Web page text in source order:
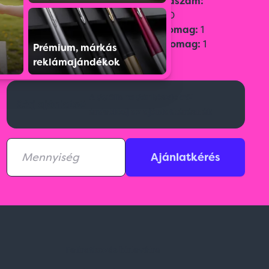
Prémium, márkás
reklámajándékok
49100000
Gyűjtőcsomag: 1
Egységcsomag: 1
Ajánlatkérés